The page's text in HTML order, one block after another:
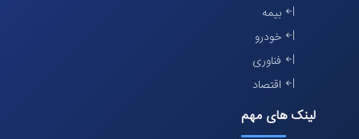
بیمه
خودرو
فناوری
اقتصاد
لینک های مهم